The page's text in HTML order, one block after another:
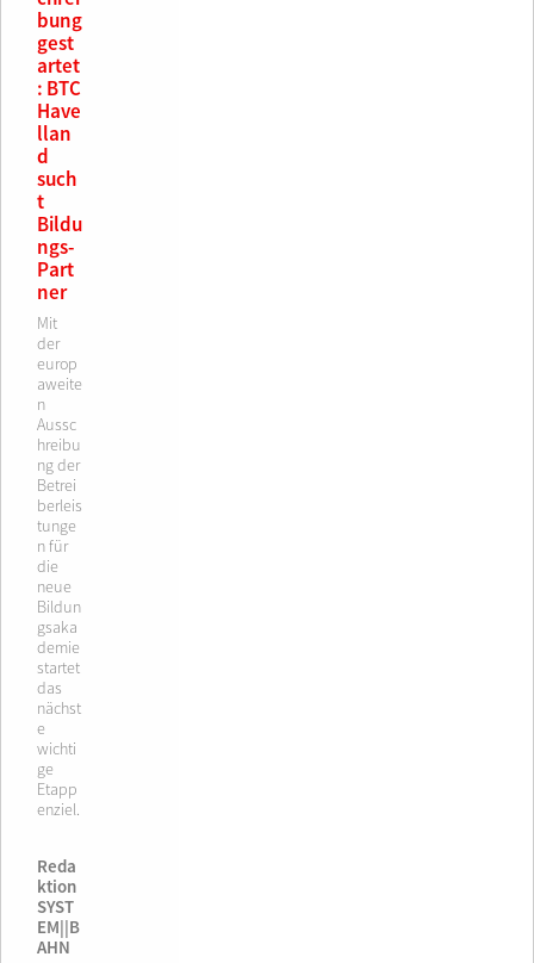
bung
gest
artet
: BTC
Have
llan
d
such
t
Bildu
ngs-
Part
ner
Mit
der
europ
aweite
n
Aussc
hreibu
ng der
Betrei
berleis
tunge
n für
die
neue
Bildun
gsaka
demie
startet
das
nächst
e
wichti
ge
Etapp
enziel.
Reda
ktion
SYST
EM||B
AHN